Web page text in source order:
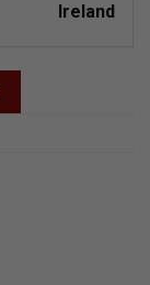
Ireland